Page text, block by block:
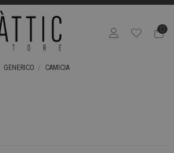
0
GENERICO CAMICIA